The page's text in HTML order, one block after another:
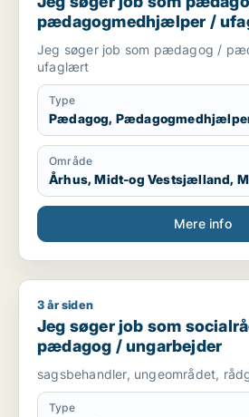
pædagogmedhjælper /
Jeg søger job som pædagog /
ufaglært
Type
Pædagog,
Område
Århus, Midt-og Vestsjælland,
Mere info
Jeg søger job som socialrådgiver
3 år siden
Jeg søger job som
pædagog / ungarbejder
sagsbehandler, ungeområdet,
Type